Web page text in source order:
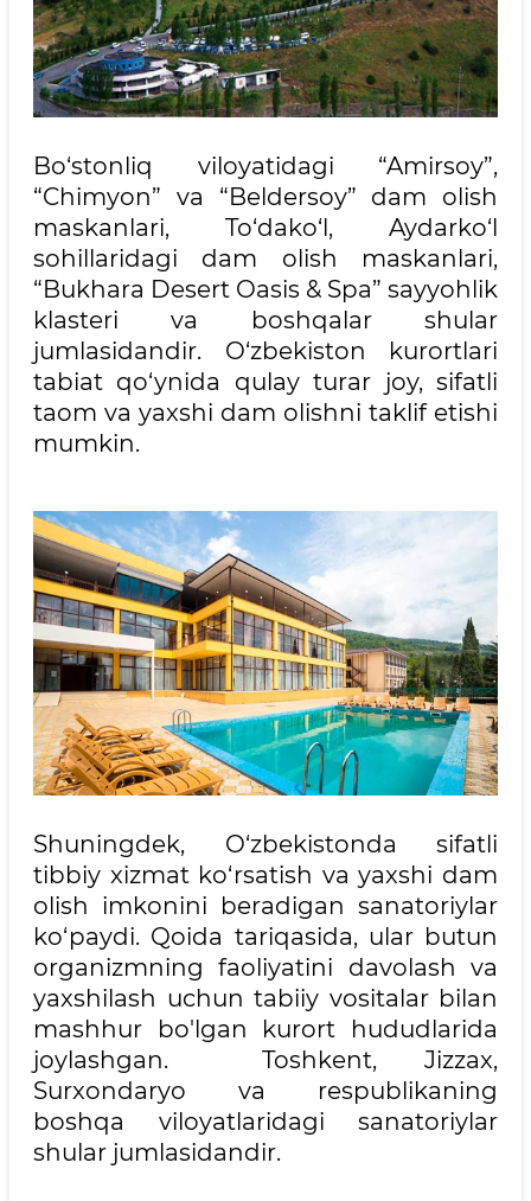
Bo‘stonliq viloyatidagi “Amirsoy”,
“Chimyon” va “Beldersoy” dam olish
maskanlari, To‘dako‘l, Aydarko‘l
sohillaridagi dam olish maskanlari,
“Bukhara Desert Oasis & Spa” sayyohlik
klasteri va boshqalar shular
jumlasidandir. O‘zbekiston kurortlari
tabiat qo‘ynida qulay turar joy, sifatli
taom va yaxshi dam olishni taklif etishi
mumkin.
Shuningdek, O‘zbekistonda sifatli
tibbiy xizmat ko‘rsatish va yaxshi dam
olish imkonini beradigan sanatoriylar
ko‘paydi. Qoida tariqasida, ular butun
organizmning faoliyatini davolash va
yaxshilash uchun tabiiy vositalar bilan
mashhur bo'lgan kurort hududlarida
joylashgan. Toshkent, Jizzax,
Surxondaryo va respublikaning
boshqa viloyatlaridagi sanatoriylar
shular jumlasidandir.